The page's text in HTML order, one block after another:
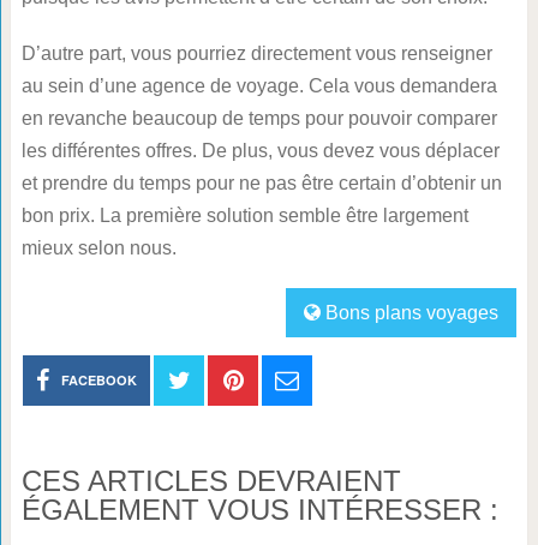
D’autre part, vous pourriez directement vous renseigner
au sein d’une agence de voyage. Cela vous demandera
en revanche beaucoup de temps pour pouvoir comparer
les différentes offres. De plus, vous devez vous déplacer
et prendre du temps pour ne pas être certain d’obtenir un
bon prix. La première solution semble être largement
mieux selon nous.
Bons plans voyages
FACEBOOK
CES ARTICLES DEVRAIENT
ÉGALEMENT VOUS INTÉRESSER :